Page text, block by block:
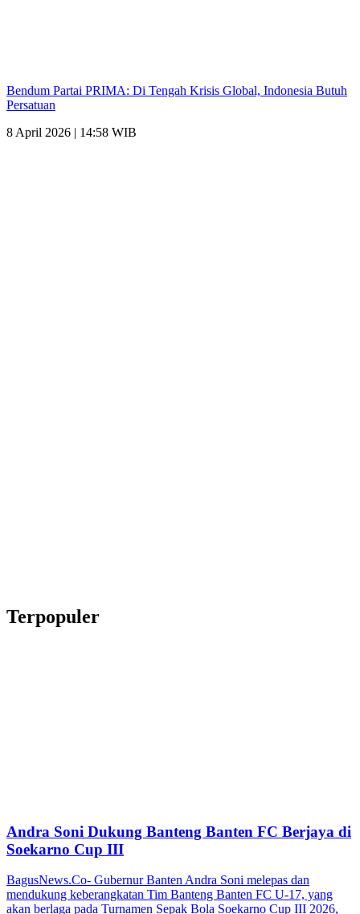
Bendum Partai PRIMA: Di Tengah Krisis Global, Indonesia Butuh
Persatuan
8 April 2026 | 14:58 WIB
Terpopuler
Andra Soni Dukung Banteng Banten FC Berjaya di
Soekarno Cup III
BagusNews.Co- Gubernur Banten Andra Soni melepas dan
mendukung keberangkatan Tim Banteng Banten FC U-17, yang
akan berlaga pada Turnamen Sepak Bola Soekarno Cup III 2026,